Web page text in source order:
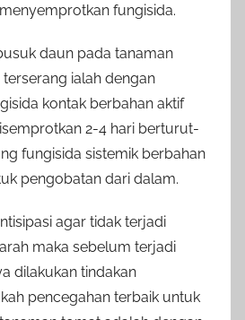
fungisida.
daun pada tanaman
ialah dengan
kontak berbahan aktif
2-4 hari berturut-
fungisida sistemik berbahan
pengobatan dari dalam.
agar tidak terjadi
maka sebelum terjadi
dilakukan tindakan
pencegahan terbaik untuk